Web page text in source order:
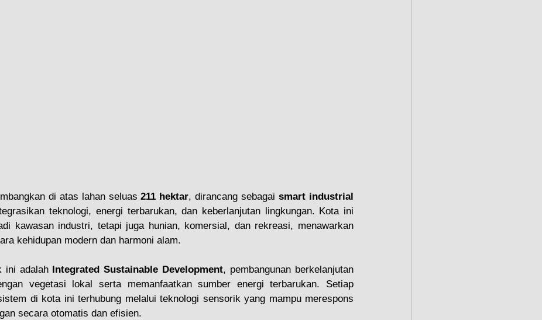
di atas lahan seluas 211 hektar, dirancang sebagai smart industrial
teknologi, energi terbarukan, dan keberlanjutan lingkungan. Kota ini
kawasan industri, tetapi juga hunian, komersial, dan rekreasi, menawarkan
kehidupan modern dan harmoni alam.
ini adalah Integrated Sustainable Development, pembangunan berkelanjutan
vegetasi lokal serta memanfaatkan sumber energi terbarukan. Setiap
di kota ini terhubung melalui teknologi sensorik yang mampu merespons
secara otomatis dan efisien.